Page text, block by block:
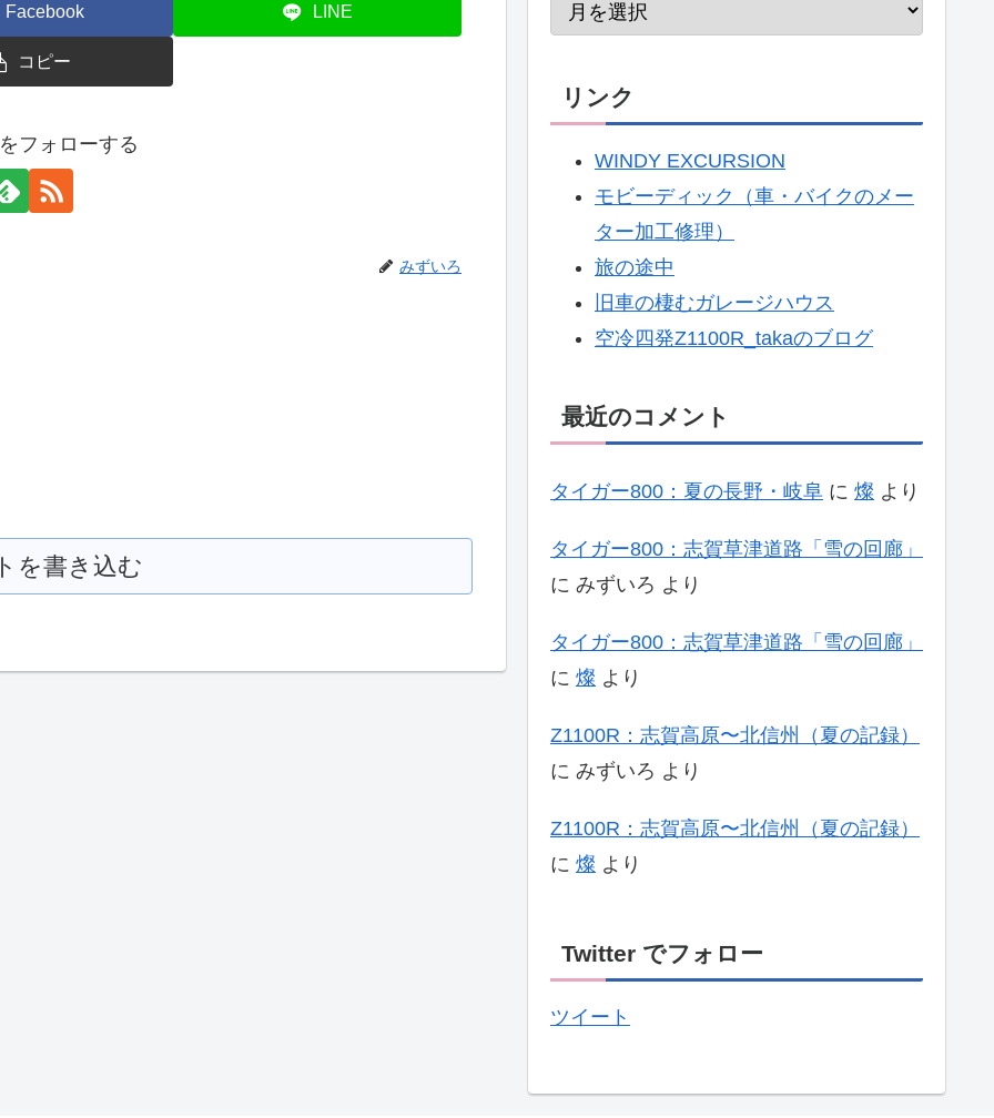
Facebook LINE
コピー
フォローする
みずいろ
を書き込む
リンク
WINDY EXCURSION
モビーディック（車・バイクのメー
ター加工修理）
旅の途中
旧車の棲むガレージハウス
空冷四発Z1100R_takaのブログ
最近のコメント
タイガー800：夏の長野・岐阜 に 燦 より
タイガー800：志賀草津道路「雪の回廊」
に みずいろ より
タイガー800：志賀草津道路「雪の回廊」
に 燦 より
Z1100R：志賀高原〜北信州（夏の記録）
に みずいろ より
Z1100R：志賀高原〜北信州（夏の記録）
に 燦 より
Twitter でフォロー
ツイート